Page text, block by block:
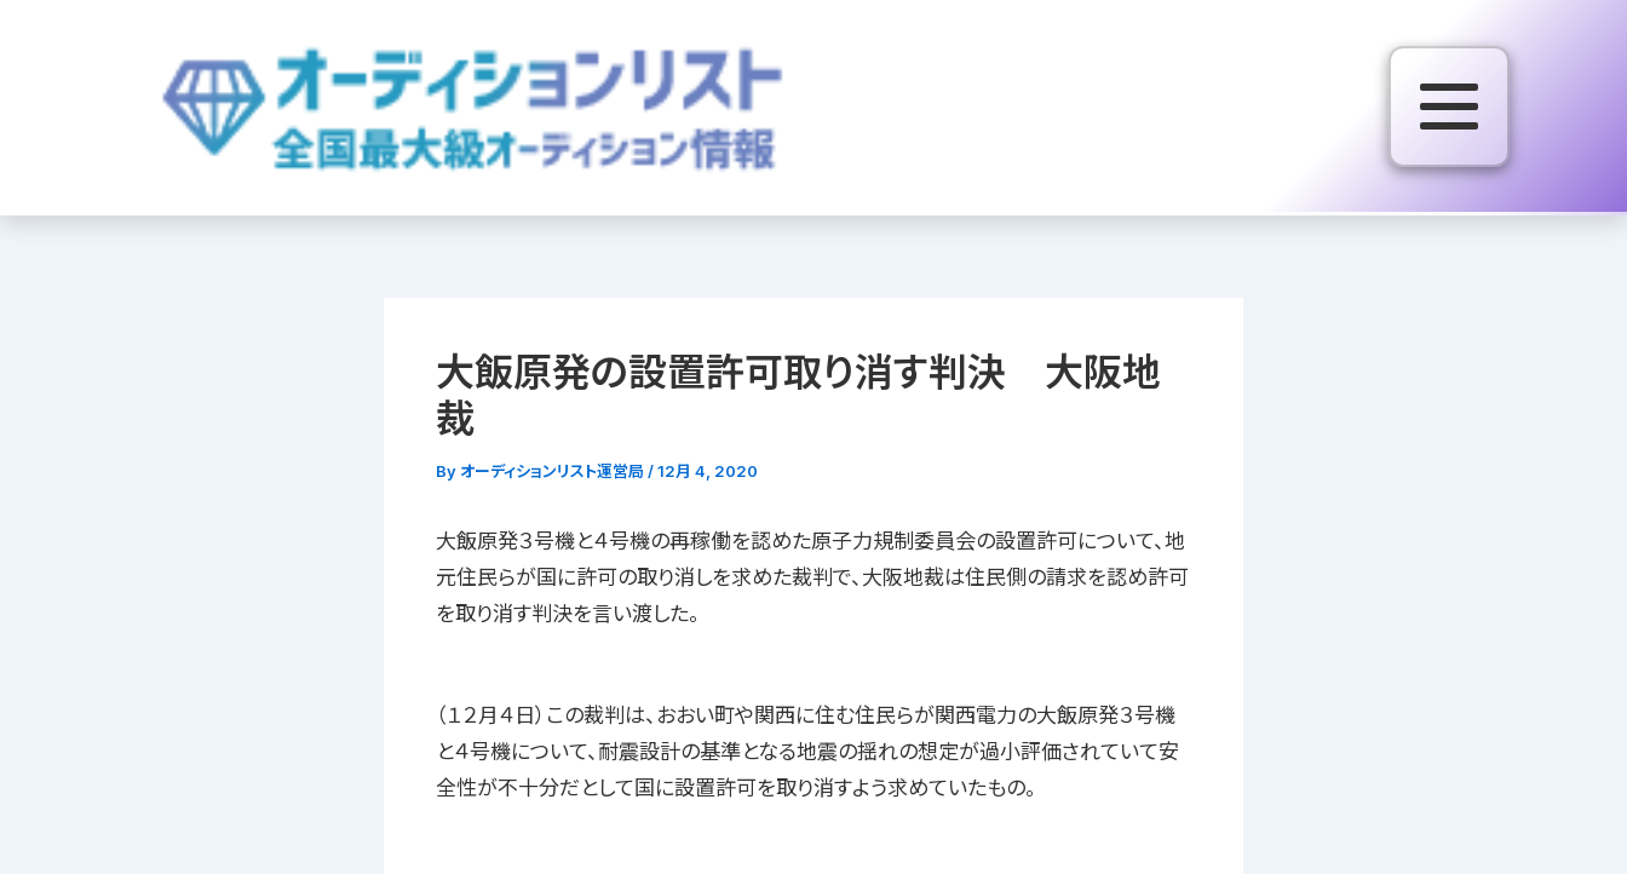
大飯原発の設置許可取り消す判決 大阪地
裁
By オーディションリスト運営局 /12月 4, 2020
大飯原発３号機と４号機の再稼働を認めた原子力規制委員会の設置許可について、地
元住民らが国に許可の取り消しを求めた裁判で、大阪地裁は住民側の請求を認め許可
を取り消す判決を言い渡した。
（１２月４日）この裁判は、おおい町や関西に住む住民らが関西電力の大飯原発３号機
と４号機について、耐震設計の基準となる地震の揺れの想定が過小評価されていて安
全性が不十分だとして国に設置許可を取り消すよう求めていたもの。